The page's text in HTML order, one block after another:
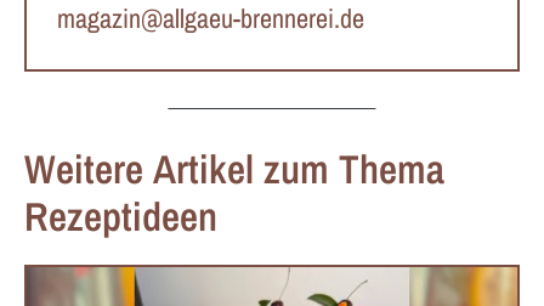
magazin@allgaeu-brennerei.de
Weitere Artikel zum Thema
Rezeptideen